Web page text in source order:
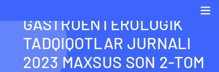
GASTROENTEROLOGIK
TADQIQOTLAR JURNALI
2023 MAXSUS SON 2-TOM